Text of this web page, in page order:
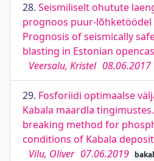
28. Seismiliselt ohutute
prognoos puur-lõhketöödel
Prognosis of seismically
blasting in Estonian
Veersalu, Kristel 08.06.2017
29. Fosforiidi optimaalse
Kabala maardla
breaking method for
conditions of Kabala deposit
Vilu, Oliver 07.06.2019